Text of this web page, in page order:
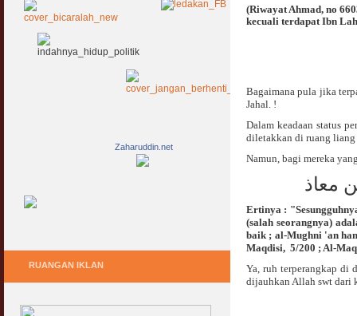
(Riwayat Ahmad, no
kecuali terdapat Ibn
Bagaimana pula jika
Jahal. !
Dalam keadaan status
diletakkan di ruang
Namun, bagi mereka
معاذ
Ertinya :
(salah seorangnya)
baik ; al-Mughni 'an
Maqdisi, 5/200 ; Al-
Ya, ruh terperangkap di
dijauhkan Allah swt dari
Zaharuddin.net
RUANGAN IKLAN